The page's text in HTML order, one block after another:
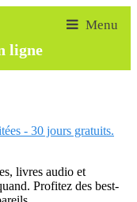
ligne
- 30 jours gratuits.
livres audio et
Profitez des best-